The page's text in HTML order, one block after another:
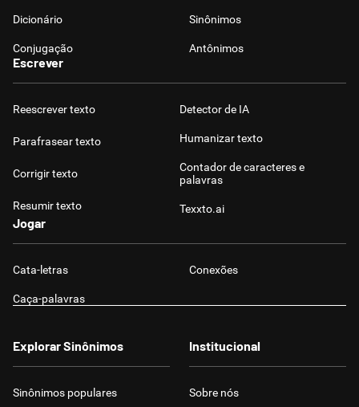
Dicionário Sinônimos
Conjugação Antônimos
Escrever
Reescrever texto
Parafrasear texto
Corrigir texto
Resumir texto
Detector de IA
Humanizar texto
Contador de caracteres e
palavras
Texxto.ai
Jogar
Cata-letras Conexões
Caça-palavras
Explorar Sinônimos
Sinônimos populares
Institucional
Sobre nós